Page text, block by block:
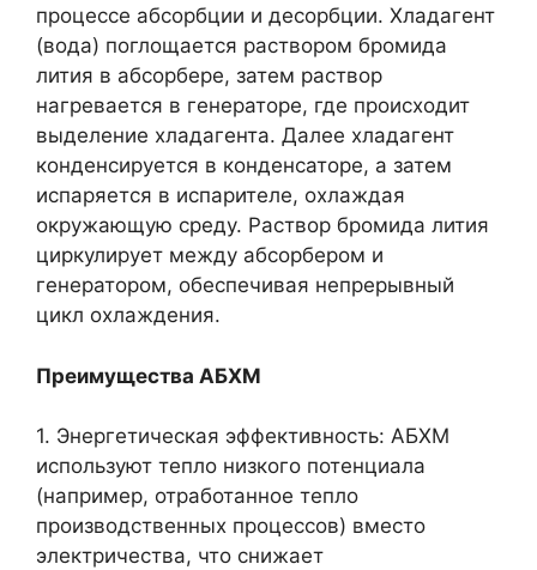
процессе абсорбции и десорбции. Хладагент
(вода) поглощается раствором бромида
лития в абсорбере, затем раствор
нагревается в генераторе, где происходит
выделение хладагента. Далее хладагент
конденсируется в конденсаторе, а затем
испаряется в испарителе, охлаждая
окружающую среду. Раствор бромида лития
циркулирует между абсорбером и
генератором, обеспечивая непрерывный
цикл охлаждения.
Преимущества АБХМ
1. Энергетическая эффективность: АБХМ
используют тепло низкого потенциала
(например, отработанное тепло
производственных процессов) вместо
электричества, что снижает